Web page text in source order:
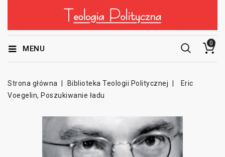
0
MENU
Strona główna Biblioteka Teologii Politycznej
Eric
Voegelin, Poszukiwanie ładu